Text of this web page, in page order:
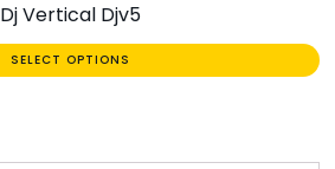
Dj Vertical Djv5
SELECT OPTIONS